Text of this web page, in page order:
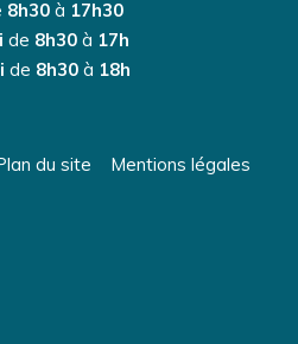
8h30 à 17h30
de 8h30 à 17h
de 8h30 à 18h
du site Mentions légales